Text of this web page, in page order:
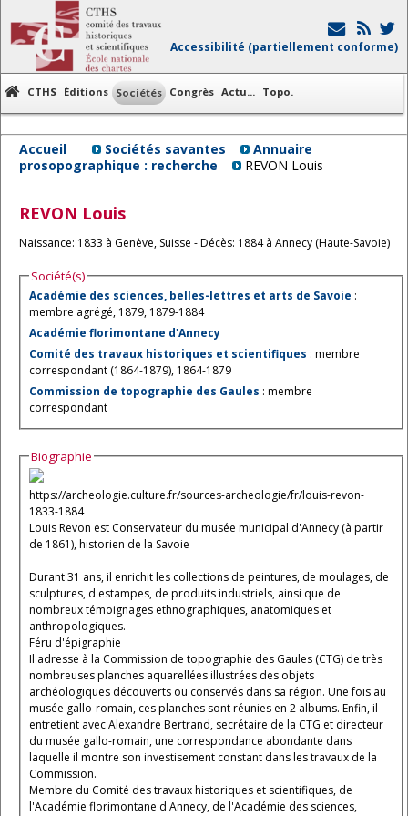
Accessibilité (partiellement conforme)
CTHS Éditions Sociétés Congrès Actu... Topo.
Accueil Sociétés savantes
Annuaire
prosopographique : recherche
REVON Louis
REVON Louis
Naissance: 1833 à Genève, Suisse - Décès: 1884 à Annecy (Haute-Savoie)
Société(s)
Académie des sciences, belles-lettres et arts de Savoie :
membre agrégé, 1879, 1879-1884
Académie florimontane d'Annecy
Comité des travaux historiques et scientifiques : membre
correspondant (1864-1879), 1864-1879
Commission de topographie des Gaules : membre
correspondant
Biographie
https://archeologie.culture.fr/sources-archeologie/fr/louis-revon-
1833-1884
Louis Revon est Conservateur du musée municipal d'Annecy (à partir
de 1861), historien de la Savoie
Durant 31 ans, il enrichit les collections de peintures, de moulages, de
sculptures, d'estampes, de produits industriels, ainsi que de
nombreux témoignages ethnographiques, anatomiques et
anthropologiques.
Féru d'épigraphie
Il adresse à la Commission de topographie des Gaules (CTG) de très
nombreuses planches aquarellées illustrées des objets
archéologiques découverts ou conservés dans sa région. Une fois au
musée gallo-romain, ces planches sont réunies en 2 albums. Enfin, il
entretient avec Alexandre Bertrand, secrétaire de la CTG et directeur
du musée gallo-romain, une correspondance abondante dans
laquelle il montre son investisement constant dans les travaux de la
Commission.
Membre du Comité des travaux historiques et scientifiques, de
l'Académie florimontane d'Annecy, de l'Académie des sciences,